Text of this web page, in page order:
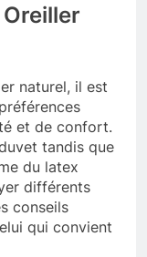
naturel, il est
et de confort.
tandis que
du latex
différents
conseils
qui convient